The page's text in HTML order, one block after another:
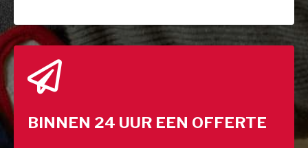
BINNEN 24 UUR EEN OFFERTE